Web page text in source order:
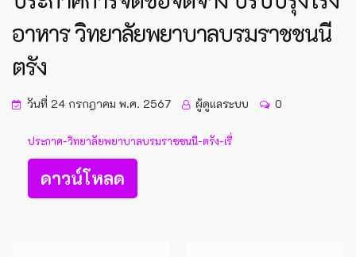
อาหาร วิทยาลัยพยาบาลบรมราชชนนี
ตรัง
วันที่ 24 กรกฎาคม พ.ศ. 2567 ผู้ดูแลระบบ 0
ประกาศ-วิทยาลัยพยาบาลบรมราชชนนี-ตรัง-เรื่
ดาวน์โหลด